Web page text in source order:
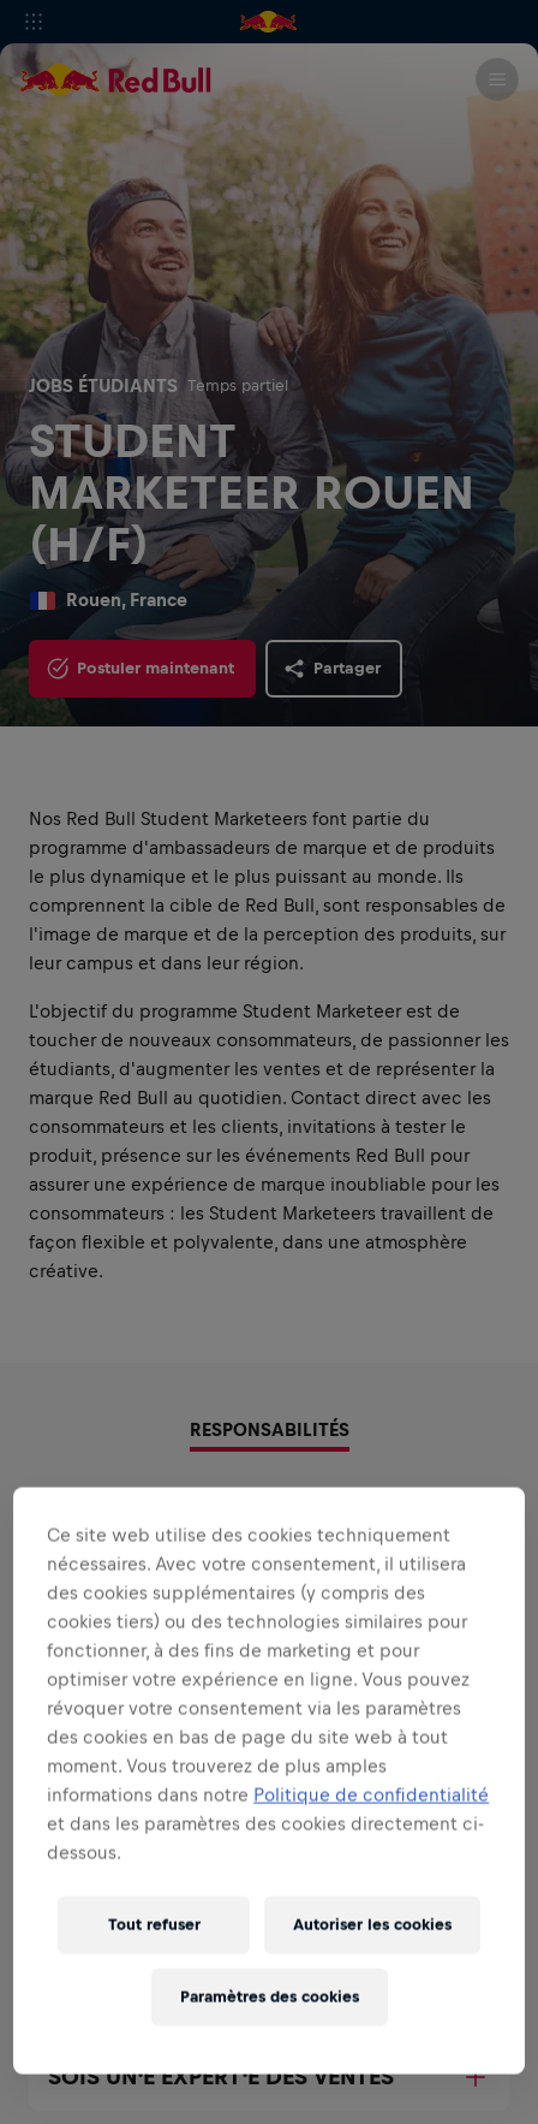
JOBS ÉTUDIANTS Temps partiel
STUDENT
MARKETEER ROUEN
(H/F)
Rouen, France
Postuler maintenant Partager
Nos Red Bull Student Marketeers font partie du
programme d'ambassadeurs de marque et de produits
le plus dynamique et le plus puissant au monde. Ils
comprennent la cible de Red Bull, sont responsables de
l'image de marque et de la perception des produits, sur
leur campus et dans leur région.
L'objectif du programme Student Marketeer est de
toucher de nouveaux consommateurs, de passionner les
étudiants, d'augmenter les ventes et de représenter la
marque Red Bull au quotidien. Contact direct avec les
consommateurs et les clients, invitations à tester le
produit, présence sur les événements Red Bull pour
assurer une expérience de marque inoubliable pour les
consommateurs : les Student Marketeers travaillent de
façon flexible et polyvalente, dans une atmosphère
créative.
RESPONSABILITÉS
Les responsabilités que nous vous confierons:
Voir plus
SOIS UN⸱E AMBASSADEUR⸱RICE DE
MARQUE ET DE PRODUIT DANS TA
REGION
SOIS UN⸱E AMBASSADEUR⸱RICE DE
MARQUE ET DE PRODUIT SUR TON
CAMPUS
SOIS UN⸱E AMBASSADEUR⸱RICE DE
SOIS UN⸱E EXPERT⸱E DES VENTES
Ce site web utilise des cookies techniquement
nécessaires. Avec votre consentement, il utilisera
des cookies supplémentaires (y compris des
cookies tiers) ou des technologies similaires pour
fonctionner, à des fins de marketing et pour
optimiser votre expérience en ligne. Vous pouvez
révoquer votre consentement via les paramètres
des cookies en bas de page du site web à tout
moment. Vous trouverez de plus amples
informations dans notre Politique de confidentialité
et dans les paramètres des cookies directement ci-
dessous.
Tout refuser Autoriser les cookies
Paramètres des cookies